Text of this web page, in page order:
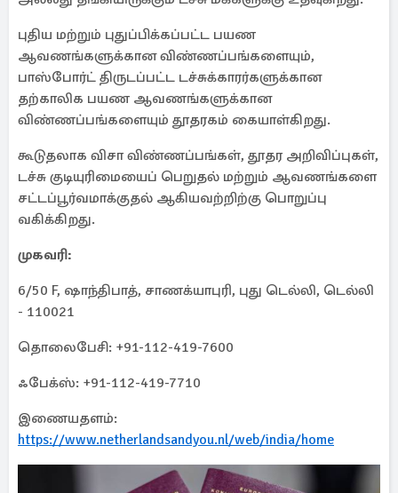
புதிய மற்றும் புதுப்பிக்கப்பட்ட பயண
ஆவணங்களுக்கான விண்ணப்பங்களையும்,
பாஸ்போர்ட் திருடப்பட்ட டச்சுக்காரர்களுக்கான
தற்காலிக பயண ஆவணங்களுக்கான
விண்ணப்பங்களையும் தூதரகம் கையாள்கிறது.
கூடுதலாக விசா விண்ணப்பங்கள், தூதர அறிவிப்புகள்,
டச்சு குடியுரிமையைப் பெறுதல் மற்றும் ஆவணங்களை
சட்டப்பூர்வமாக்குதல் ஆகியவற்றிற்கு பொறுப்பு
வகிக்கிறது.
முகவரி:
6/50 F, ஷாந்திபாத், சாணக்யாபுரி, புது டெல்லி, டெல்லி
- 110021
தொலைபேசி: +91-112-419-7600
ஃபேக்ஸ்: +91-112-419-7710
இணையதளம்:
https://www.netherlandsandyou.nl/web/india/home